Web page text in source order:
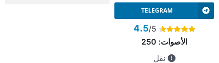
TELEGRAM
4.5/5
الأصوات: 250
نقل